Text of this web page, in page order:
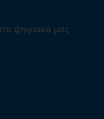
ψηφιακά μας